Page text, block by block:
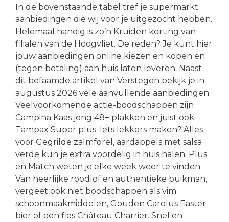
In de bovenstaande tabel tref je supermarkt
aanbiedingen die wij voor je uitgezocht hebben.
Helemaal handig is zo’n Kruiden korting van
filialen van de Hoogvliet. De reden? Je kunt hier
jouw aanbiedingen online kiezen en kopen en
(tegen betaling) aan huis laten leveren. Naast
dit befaamde artikel van Verstegen bekijk je in
augustus 2026 vele aanvullende aanbiedingen.
Veelvoorkomende actie-boodschappen zijn
Campina Kaas jong 48+ plakken en juist ook
Tampax Super plus. Iets lekkers maken? Alles
voor Gegrilde zalmforel, aardappels met salsa
verde kun je extra voordelig in huis halen. Plus
en Match weten je elke week weer te vinden.
Van heerlijke roodlof en authentieke buikman,
vergeet ook niet boodschappen als vim
schoonmaakmiddelen, Gouden Carolus Easter
bier of een fles Château Charrier. Snel en